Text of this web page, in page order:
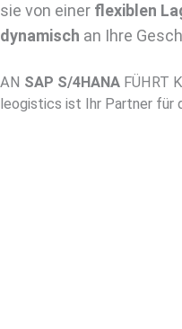
sie von einer flexiblen
dynamisch an Ihre
AN SAP S/4HANA FÜHRT
leogistics ist Ihr Partner für